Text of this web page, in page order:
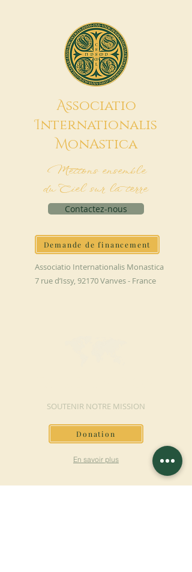
Associatio
Internationalis
MonAstica
Mettons ensemble
du Ciel sur la terre
Contactez-nous
Demande de financement
Associatio Internationalis Monastica
7 rue d’Issy, 92170 Vanves - France
SOUTENIR NOTRE MISSION
Donation
En savoir plus